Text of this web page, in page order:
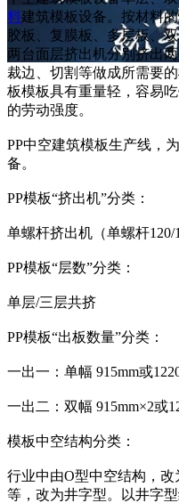
料建筑模板设备。按材料
胶板、复膜板、多层板、
两台面层挤出机分别挤出
裁边、切割等做成所需要
板模板具有重量轻，容易
的劳动强度。
PP中空建筑模板生产线，
备。
PP模板“挤出机”分类：
单螺杆挤出机（单螺杆120/
PP模板“层数”分类：
单层/三层共挤
PP模板“出板数量”分类：
一出一：单幅 915mm或
一出二：双幅 915mm×2或
模板中空结构分类：
行业中由O型中空结构，
等，改为井字型。以井字